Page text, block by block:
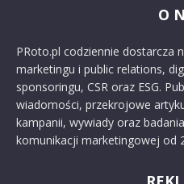
O
PRoto.pl codziennie dostarcza
marketingu i public relations,
sponsoringu, CSR oraz ESG.
wiadomości, przekrojowe
kampanii, wywiady oraz
komunikacji marketingowej od